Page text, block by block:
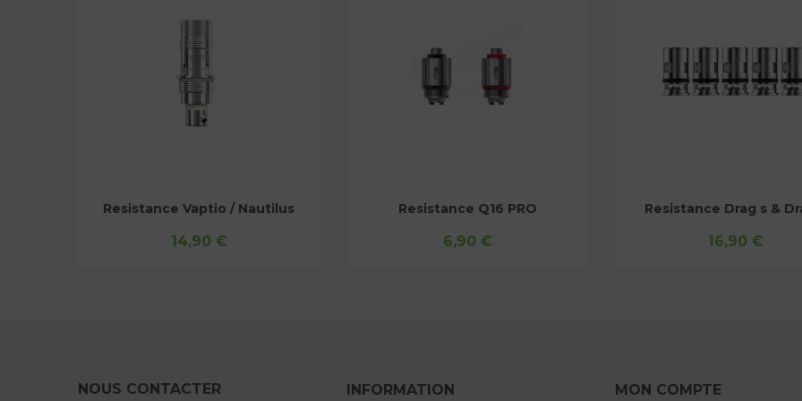
Resistance Drag s & Drag x
16,90 €
Resistance GTX GO 40
14,90 €
Resistance Zenith
14,90 €
NOUS CONTACTER INFORMATION MON COMPTE